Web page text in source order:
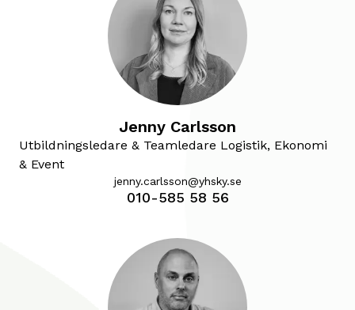
Jenny Carlsson
Utbildningsledare & Teamledare Logistik, Ekonomi
& Event
jenny.carlsson@yhsky.se
010-585 58 56